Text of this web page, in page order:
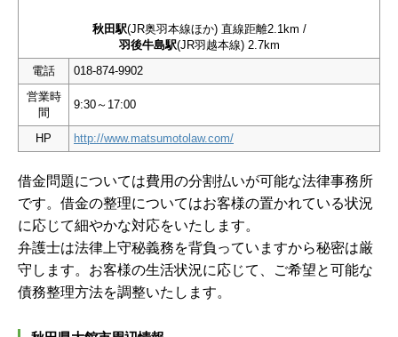
秋田駅(JR奥羽本線ほか) 直線距離2.1km /
羽後牛島駅(JR羽越本線) 2.7km
電話
018-874-9902
営業時
間
9:30～17:00
HP http://www.matsumotolaw.com/
借金問題については費用の分割払いが可能な法律事務所
です。借金の整理についてはお客様の置かれている状況
に応じて細やかな対応をいたします。
弁護士は法律上守秘義務を背負っていますから秘密は厳
守します。お客様の生活状況に応じて、ご希望と可能な
債務整理方法を調整いたします。